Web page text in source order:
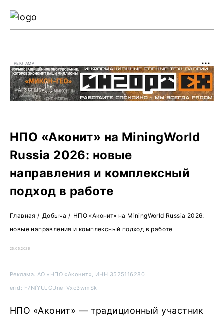
РЕКЛАМА
НПО «Аконит» на MiningWorld
Russia 2026: новые
направления и комплексный
подход в работе
Главная / Добыча / НПО «Аконит» на MiningWorld Russia 2026:
новые направления и комплексный подход в работе
25.05.2026
Реклама. АО «НПО «Аконит», ИНН 3525116280
erid: F7NfYUJCUneTVxc3wmSk
НПО «Аконит» — традиционный участник